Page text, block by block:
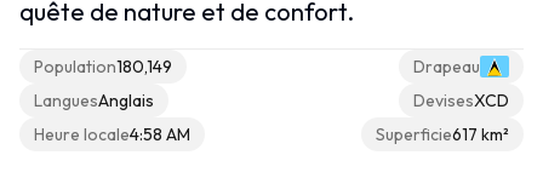
Caraïbes Néerlandaises
quête de nature et de confort.
Population180,149
LanguesAnglais
Heure locale4:58 AM
Drapeau
DevisesXCD
Superficie617 km²